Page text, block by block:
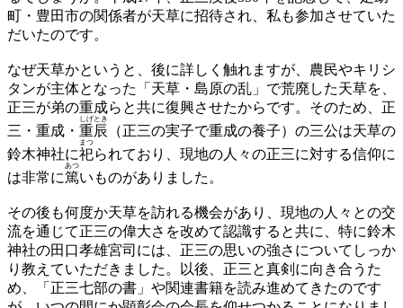
町・豊田市の関係者が天草に招待され、私も参加させていた
だいたのです。
なぜ天草かというと、後に詳しく触れますが、農民やキリシ
タンが主体となった「天草・島原の乱」で荒廃した天草を、
正三が弟の重成らと共に復興させたからです。そのため、正
三・重成・ 重辰
しげとき
（正三の実子で重成の養子）の三公は天草の
鈴木神社に祀
まつ
られており、現地の人々の正三に対する信仰に
は非常に篤
あつ
いものがありました。
その後も何度か天草を訪れる機会があり、現地の人々との交
流を通じて正三の偉大さを改めて認識すると共に、特に鈴木
神社の田口孝雄宮司には、正三の思いの強さについてしっか
り教えていただきました。以後、正三と真剣に向き合うた
め、「正三七部の書」や関連書籍を読み進めてきたのです